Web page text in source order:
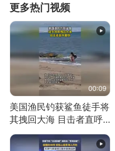
更多热门视频
00:09
美国渔民钓获鲨鱼徒手将
其拽回大海 目击者直呼
震惊 （视频来源：参考
消息）